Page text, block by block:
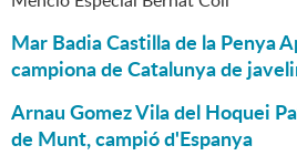
Mar Badia Castilla de la Penya
campiona de Catalunya de
Arnau Gomez Vila del Hoquei
de Munt, campió d'Espanya